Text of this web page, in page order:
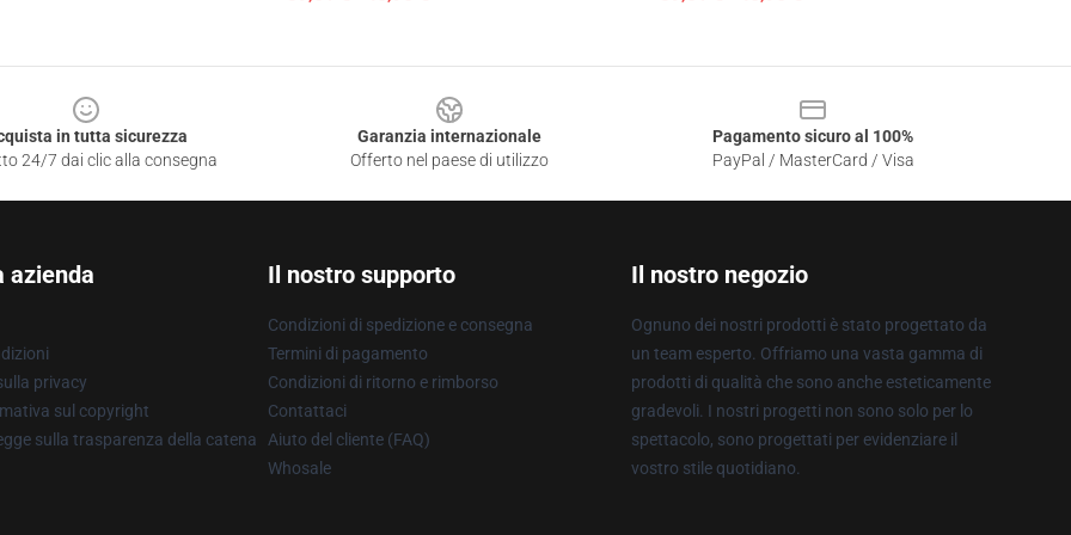
in tutta sicurezza
24/7 dai clic alla consegna
Garanzia internazionale
Offerto nel paese di utilizzo
Pagamento sicuro al 100%
PayPal / MasterCard / Visa
azienda
privacy
sul copyright
sulla trasparenza della catena
Il nostro supporto
Condizioni di spedizione e consegna
Termini di pagamento
Condizioni di ritorno e rimborso
Contattaci
Aiuto del cliente (FAQ)
Whosale
Il nostro negozio
Ognuno dei nostri prodotti è stato progettato da
un team esperto. Offriamo una vasta gamma di
prodotti di qualità che sono anche esteticamente
gradevoli. I nostri progetti non sono solo per lo
spettacolo, sono progettati per evidenziare il
vostro stile quotidiano.